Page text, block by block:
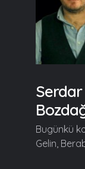
Bugünkü
Gelin,